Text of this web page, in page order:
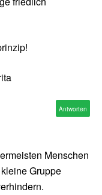
Menschen
Gruppe
Antworten